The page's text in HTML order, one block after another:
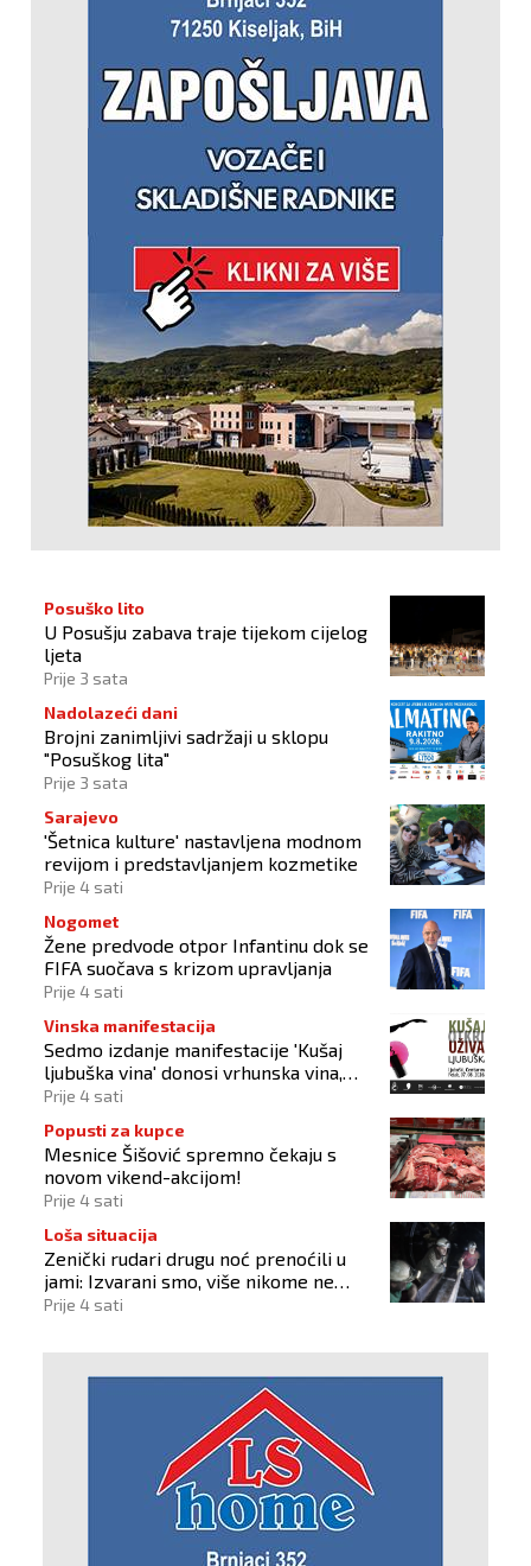
Posuško lito
U Posušju zabava traje tijekom cijelog
ljeta
Prije 3 sata
Nadolazeći dani
Brojni zanimljivi sadržaji u sklopu
"Posuškog lita"
Prije 3 sata
Sarajevo
'Šetnica kulture' nastavljena modnom
revijom i predstavljanjem kozmetike
Prije 4 sati
Nogomet
Žene predvode otpor Infantinu dok se
FIFA suočava s krizom upravljanja
Prije 4 sati
Vinska manifestacija
Sedmo izdanje manifestacije 'Kušaj
ljubuška vina' donosi vrhunska vina,
gastronomiju i glazbu
Prije 4 sati
Popusti za kupce
Mesnice Šišović spremno čekaju s
novom vikend-akcijom!
Prije 4 sati
Loša situacija
Zenički rudari drugu noć prenoćili u
jami: Izvarani smo, više nikome ne
vjerujemo
Prije 4 sati